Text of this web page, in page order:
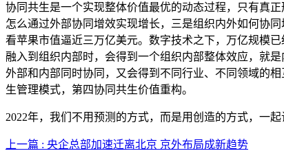
协同共生是一个实现整体价值最优的动态过程，只有真
怎么通过外部协同增效实现增长，三是组织内外如何协
看苹果市值逼近三万亿美元。数字技术之下，万亿规模
融入到组织内部时，会得到一个组织内部整体效应，就
外部和内部同时协同，又会得到不同行业、不同领域的
生管理模式，第四协同共生价值重构。
2022年，我们不用预测的方式，而是用创造的方式，一
上一篇 : 央企总部加速迁离北京 京外布局成新趋势